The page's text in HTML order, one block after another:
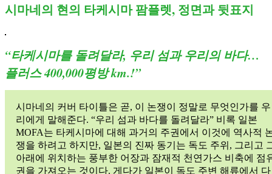
시마네의 현의 타케시마 팜플렛, 정면과 뒷표지
“타케시마를 돌려달라, 우리 섬과 우리의 바다…
플러스 400,000평방 km.!”
시마네의 커버 타이틀은 곧, 이 논쟁이 정말로 무엇인가를 우
리에게 말해준다. “우리 섬과 바다를 돌려달라” 비록 일본
MOFA는 타케시마에 대해 과거의 주권에서 이것에 역사적
쟁을 하려고 하지만, 일본의 진짜 동기는 독도 주위, 그리고
아래에 위치하는 풍부한 어장과 잠재적 천연가스 비축에 점
권을 가져오는 것이다. 게다가 일본이 독도 주변 해류에서 다